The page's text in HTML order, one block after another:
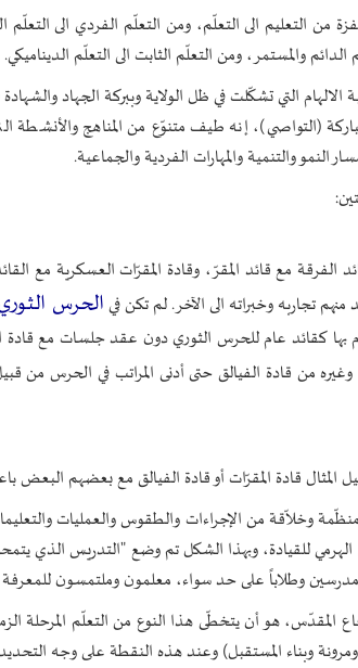
من التعليم الى التعلّم، ومن التعلّم الفردي الى
والمستمر، ومن التعلّم الثابت الى التعلّم الديناميكي.
الالهام التي تشكّلت في ظل الولاية وببركة الجهاد
(التواصي)، إنه طيف متنوّع من المناهج والأنشطة
والتنمية والمهارات الفردية والجماعية.
الفرقة مع قائد المقرّ، وقادة المقرّات العسكرية مع
تجاربه وخبراته الى الآخر. لم تكن فيالحرس
كقائد عام للحرس الثوري دون عقد جلسات مع
وغيره من قادة الفيالق حتى أدنى المراتب في الحرس من
المثال قادة المقرّات أو قادة الفيالق مع بعضهم البعض
وخلاّقة من الإجراءات والطقوس والعمليات
للقيادة، وبهذا الشكل تم وضع "التدريس الذي
وطلاباً على حد سواء، معلمون وملتمسون
المقدّس، هو أن يتخطّى هذا النوع من التعلّم المرحلة
وبناء المستقبل) وعند هذه النقطة على وجه التحديد